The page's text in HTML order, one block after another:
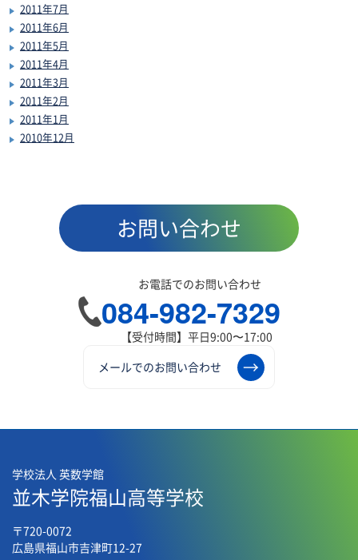
2011年7月
2011年6月
2011年5月
2011年4月
2011年3月
2011年2月
2011年1月
2010年12月
お問い合わせ
お電話でのお問い合わせ
084-982-7329
【受付時間】平日9:00〜17:00
メールでのお問い合わせ
学校法人 英数学館
並木学院福山高等学校
〒720-0072
広島県福山市吉津町12-27